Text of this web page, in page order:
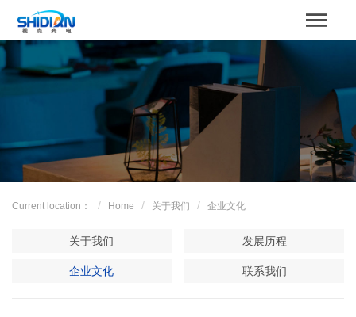
Home
关于我们
Product
Case
Current location： Home 关于我们 企业文化
关于我们 发展历程
企业文化 联系我们